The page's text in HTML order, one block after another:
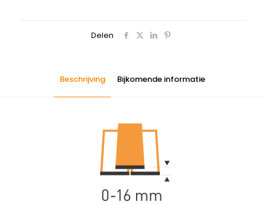
Delen
Beschrijving Bijkomende informatie